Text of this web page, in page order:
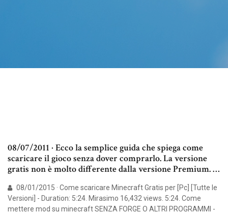
08/07/2011 · Ecco la semplice guida che spiega come
scaricare il gioco senza dover comprarlo. La versione
gratis non è molto differente dalla versione Premium. …
08/01/2015 · Come scaricare Minecraft Gratis per [Pc] [Tutte le
Versioni] - Duration: 5:24. Mirasimo 16,432 views. 5:24. Come
mettere mod su minecraft SENZA FORGE O ALTRI PROGRAMMI -